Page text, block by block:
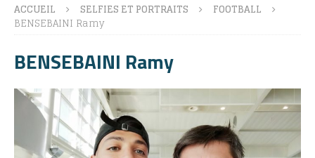
ACCUEIL SELFIES ET PORTRAITS
FOOTBALL
BENSEBAINI Ramy
BENSEBAINI Ramy